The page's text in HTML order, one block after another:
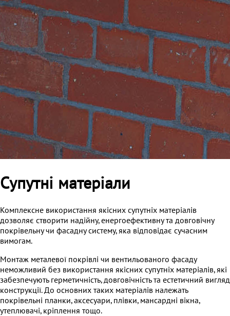
Супутні матеріали
Комплексне використання якісних супутніх матеріалів
дозволяє створити надійну, енергоефективну та довговічну
покрівельну чи фасадну систему, яка відповідає сучасним
вимогам.
Монтаж металевої покрівлі чи вентильованого фасаду
неможливий без використання якісних супутніх матеріалів, які
забезпечують герметичність, довговічність та естетичний вигляд
конструкції. До основних таких матеріалів належать
покрівельні планки, аксесуари, плівки, мансардні вікна,
утеплювачі, кріплення тощо.